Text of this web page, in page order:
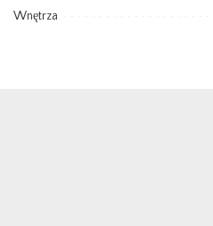
Wnętrza